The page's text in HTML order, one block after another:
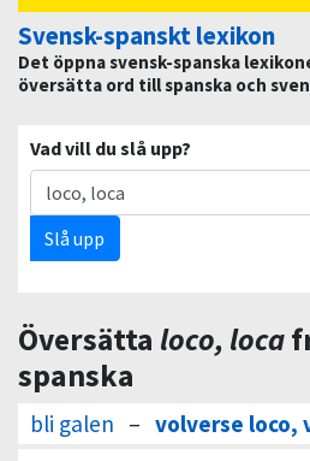
Svensk-spanskt lexikon
Det öppna svensk-spanska
översätta ord till spanska och
Vad vill du slå upp?
Slå upp
Översätta loco, loca
spanska
bli galen – volverse loco,